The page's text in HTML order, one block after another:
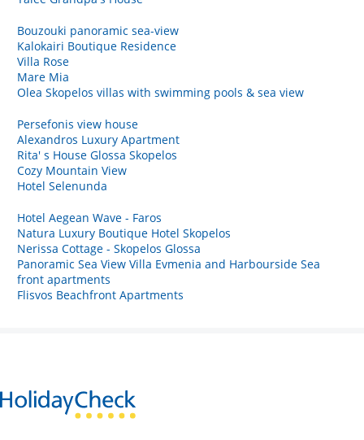
Bouzouki panoramic sea-view
Kalokairi Boutique Residence
Villa Rose
Mare Mia
Olea Skopelos villas with swimming pools & sea view
Persefonis view house
Alexandros Luxury Apartment
Rita' s House Glossa Skopelos
Cozy Mountain View
Hotel Selenunda
Hotel Aegean Wave - Faros
Natura Luxury Boutique Hotel Skopelos
Nerissa Cottage - Skopelos Glossa
Panoramic Sea View Villa Evmenia and Harbourside Sea
front apartments
Flisvos Beachfront Apartments